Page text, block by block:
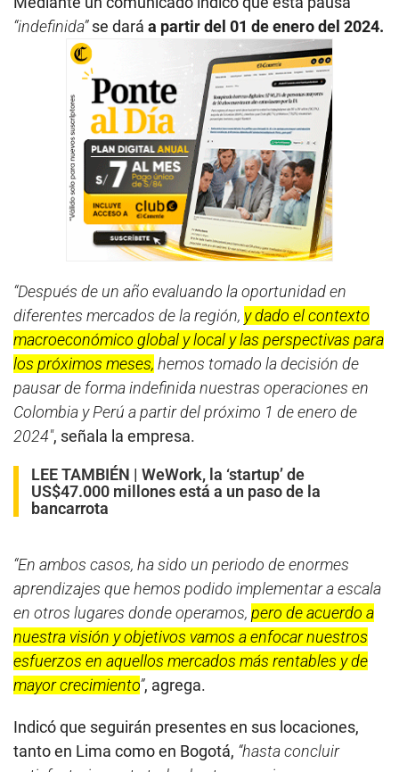
“indefinida”se dará a partir del 01 de enero del 2024.
“Después de un año evaluando la oportunidad en
diferentes mercados de la región, y dado el contexto
macroeconómico global y local y las perspectivas para
los próximos meses, hemos tomado la decisión de
pausar de forma indefinida nuestras operaciones en
Colombia y Perú a partir del próximo 1 de enero de
2024″, señala la empresa.
LEE TAMBIÉN | WeWork, la ‘startup’ de
US$47.000 millones está a un paso de la
bancarrota
“En ambos casos, ha sido un periodo de enormes
aprendizajes que hemos podido implementar a escala
en otros lugares donde operamos, pero de acuerdo a
nuestra visión y objetivos vamos a enfocar nuestros
esfuerzos en aquellos mercados más rentables y de
mayor crecimiento”, agrega.
Indicó que seguirán presentes en sus locaciones,
tanto en Lima como en Bogotá, “hasta concluir